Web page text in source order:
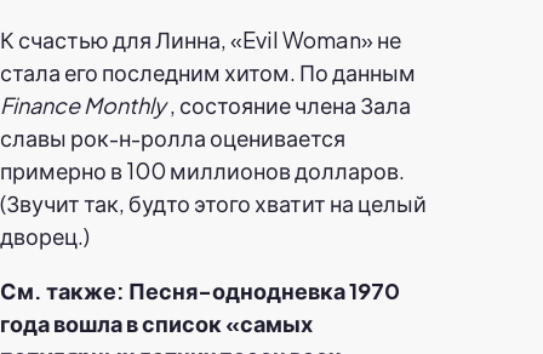
К счастью для Линна, «Evil Woman» не
стала его последним хитом. По данным
Finance Monthly, состояние члена Зала
славы рок-н-ролла оценивается
примерно в 100 миллионов долларов.
(Звучит так, будто этого хватит на целый
дворец.)
См. также: Песня-однодневка 1970
года вошла в список «самых